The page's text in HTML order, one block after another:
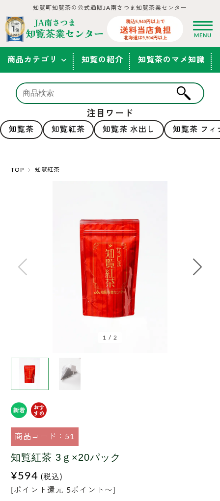
知覧町知覧茶の公式通販JA南さつま知覧茶業センター
商品カテゴリ 知覧の紹介 知覧茶のマメ知識
注目ワード
知覧茶 知覧紅茶 知覧茶 水出し 知覧茶 フィ
TOP 知覧紅茶
1 / 2
商品コード：51
知覧紅茶 3ｇ×20パック
¥594 (税込)
[ポイント還元 5ポイント〜]